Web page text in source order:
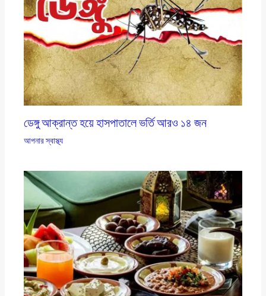
ডেঙ্গু আক্রান্ত হয়ে হাসপাতালে ভর্তি আরও ১৪ জন
আপনার স্বাস্থ্য